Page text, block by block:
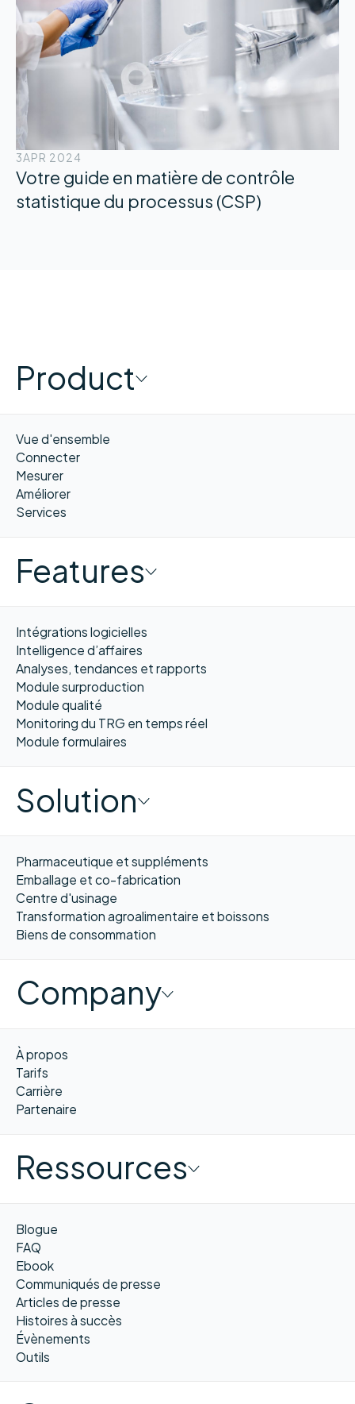
3APR 2024
Votre guide en matière de contrôle
statistique du processus (CSP)
Product
Vue d'ensemble
Connecter
Mesurer
Améliorer
Services
Features
Intégrations logicielles
Intelligence d’affaires
Analyses, tendances et rapports
Module surproduction
Module qualité
Monitoring du TRG en temps réel
Module formulaires
Solution
Pharmaceutique et suppléments
Emballage et co-fabrication
Centre d'usinage
Transformation agroalimentaire et boissons
Biens de consommation
Company
À propos
Tarifs
Carrière
Partenaire
Ressources
Blogue
FAQ
Ebook
Communiqués de presse
Articles de presse
Histoires à succès
Évènements
Outils